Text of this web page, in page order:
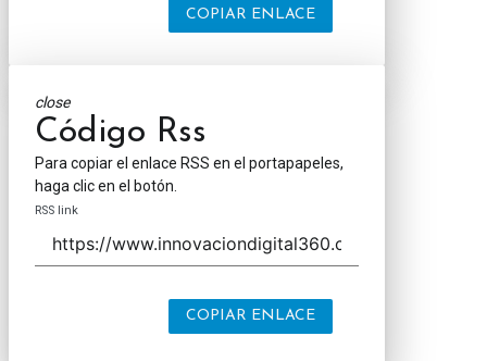
COPIAR ENLACE
close
Código Rss
Para copiar el enlace RSS en el portapapeles,
haga clic en el botón.
RSS link
COPIAR ENLACE